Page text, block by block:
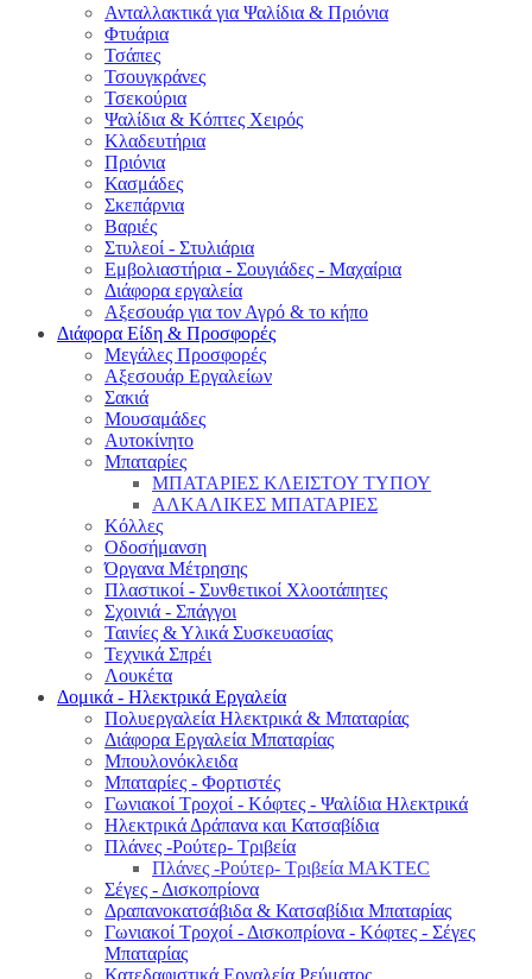
Ανταλλακτικά για Ψαλίδια & Πριόνια
Φτυάρια
Τσάπες
Τσουγκράνες
Τσεκούρια
Ψαλίδια & Κόπτες Χειρός
Κλαδευτήρια
Πριόνια
Κασμάδες
Σκεπάρνια
Βαριές
Στυλεοί - Στυλιάρια
Εμβολιαστήρια - Σουγιάδες - Μαχαίρια
Διάφορα εργαλεία
Αξεσουάρ για τον Αγρό & το κήπο
Διάφορα Είδη & Προσφορές
Μεγάλες Προσφορές
Αξεσουάρ Εργαλείων
Σακιά
Μουσαμάδες
Αυτοκίνητο
Μπαταρίες
ΜΠΑΤΑΡΙΕΣ ΚΛΕΙΣΤΟΥ ΤΥΠΟΥ
ΑΛΚΑΛΙΚΕΣ ΜΠΑΤΑΡΙΕΣ
Κόλλες
Οδοσήμανση
Όργανα Μέτρησης
Πλαστικοί - Συνθετικοί Χλοοτάπητες
Σχοινιά - Σπάγγοι
Ταινίες & Υλικά Συσκευασίας
Τεχνικά Σπρέι
Λουκέτα
Δομικά - Ηλεκτρικά Εργαλεία
Πολυεργαλεία Ηλεκτρικά & Μπαταρίας
Διάφορα Εργαλεία Μπαταρίας
Μπουλονόκλειδα
Μπαταρίες - Φορτιστές
Γωνιακοί Τροχοί - Κόφτες - Ψαλίδια Ηλεκτρικά
Ηλεκτρικά Δράπανα και Κατσαβίδια
Πλάνες -Ρούτερ- Τριβεία
Πλάνες -Ρούτερ- Τριβεία MAKTEC
Σέγες - Δισκοπρίονα
Δραπανοκατσάβιδα & Κατσαβίδια Μπαταρίας
Γωνιακοί Τροχοί - Δισκοπρίονα - Κόφτες - Σέγες
Μπαταρίας
Κατεδαφιστικά Εργαλεία Ρεύματος